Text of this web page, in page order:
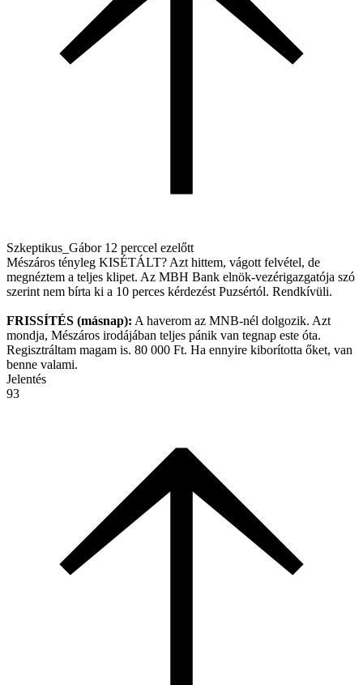
Szkeptikus_Gábor 12 perccel ezelőtt
Mészáros tényleg KISÉTÁLT? Azt hittem, vágott felvétel, de
megnéztem a teljes klipet. Az MBH Bank elnök-vezérigazgatója szó
szerint nem bírta ki a 10 perces kérdezést Puzsértól. Rendkívüli.
FRISSÍTÉS (másnap): A haverom az MNB-nél dolgozik. Azt
mondja, Mészáros irodájában teljes pánik van tegnap este óta.
Regisztráltam magam is. 80 000 Ft. Ha ennyire kiborította őket, van
benne valami.
Jelentés
93